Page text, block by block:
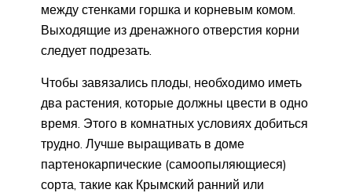
между стенками горшка и корневым комом.
Выходящие из дренажного отверстия корни
следует подрезать.
Чтобы завязались плоды, необходимо иметь
два растения, которые должны цвести в одно
время. Этого в комнатных условиях добиться
трудно. Лучше выращивать в доме
партенокарпические (самоопыляющиеся)
сорта, такие как Крымский ранний или